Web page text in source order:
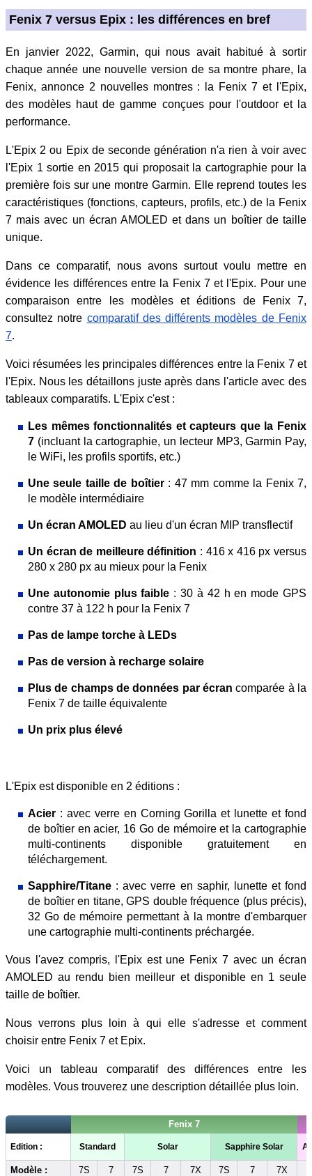
Fenix 7 versus Epix : les différences en bref
En janvier 2022, Garmin, qui nous avait habitué à sortir
chaque année une nouvelle version de sa montre phare, la
Fenix, annonce 2 nouvelles montres : la Fenix 7 et l'Epix,
des modèles haut de gamme conçues pour l'outdoor et la
performance.
L'Epix 2 ou Epix de seconde génération n'a rien à voir avec
l'Epix 1 sortie en 2015 qui proposait la cartographie pour la
première fois sur une montre Garmin. Elle reprend toutes les
caractéristiques (fonctions, capteurs, profils, etc.) de la Fenix
7 mais avec un écran AMOLED et dans un boîtier de taille
unique.
Dans ce comparatif, nous avons surtout voulu mettre en
évidence les différences entre la Fenix 7 et l'Epix. Pour une
comparaison entre les modèles et éditions de Fenix 7,
consultez notre comparatif des différents modèles de Fenix
7.
Voici résumées les principales différences entre la Fenix 7 et
l'Epix. Nous les détaillons juste après dans l'article avec des
tableaux comparatifs. L'Epix c'est :
Les mêmes fonctionnalités et capteurs que la Fenix
7 (incluant la cartographie, un lecteur MP3, Garmin Pay,
le WiFi, les profils sportifs, etc.)
Une seule taille de boîtier: 47 mm comme la Fenix 7,
le modèle intermédiaire
Un écran AMOLED au lieu d'un écran MIP transflectif
Un écran de meilleure définition : 416 x 416 px versus
280 x 280 px au mieux pour la Fenix
Une autonomie plus faible : 30 à 42 h en mode GPS
contre 37 à 122 h pour la Fenix 7
Pas de lampe torche à LEDs
Pas de version à recharge solaire
Plus de champs de données par écran comparée à la
Fenix 7 de taille équivalente
Un prix plus élevé
L'Epix est disponible en 2 éditions :
Acier : avec verre en Corning Gorilla et lunette et fond
de boîtier en acier, 16 Go de mémoire et la cartographie
multi-continents disponible gratuitement en
téléchargement.
Sapphire/Titane : avec verre en saphir, lunette et fond
de boîtier en titane, GPS double fréquence (plus précis),
32 Go de mémoire permettant à la montre d'embarquer
une cartographie multi-continents préchargée.
Vous l'avez compris, l'Epix est une Fenix 7 avec un écran
AMOLED au rendu bien meilleur et disponible en 1 seule
taille de boîtier.
Nous verrons plus loin à qui elle s'adresse et comment
choisir entre Fenix 7 et Epix.
Voici un tableau comparatif des différences entre les
modèles. Vous trouverez une description détaillée plus loin.
Fenix 7
Edition : Standard Solar Sapphire Solar
Modèle : 7S 7 7S 7 7X 7S 7 7X